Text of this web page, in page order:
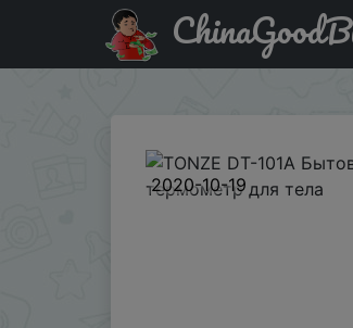
Паридбати з промокодом BGOCTD201
2020-10-19